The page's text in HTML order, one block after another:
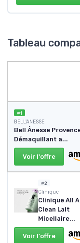
Tableau
#1
BELL'ANESSE
Bell Ânesse
Démaquillant a...
Voir l'offre
#2
Clinique
Clinique All
Clean Lait
Micellaire...
Voir l'offre